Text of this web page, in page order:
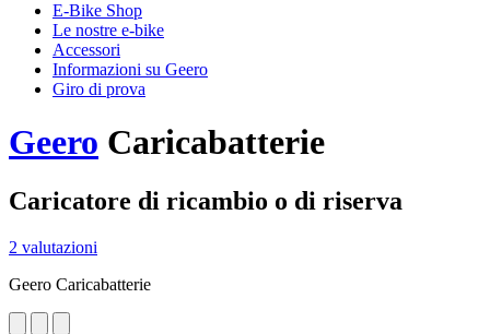
E-Bike Shop
Le nostre e-bike
Accessori
Informazioni su Geero
Giro di prova
Geero Caricabatterie
Caricatore di ricambio o di riserva
2 valutazioni
Geero Caricabatterie